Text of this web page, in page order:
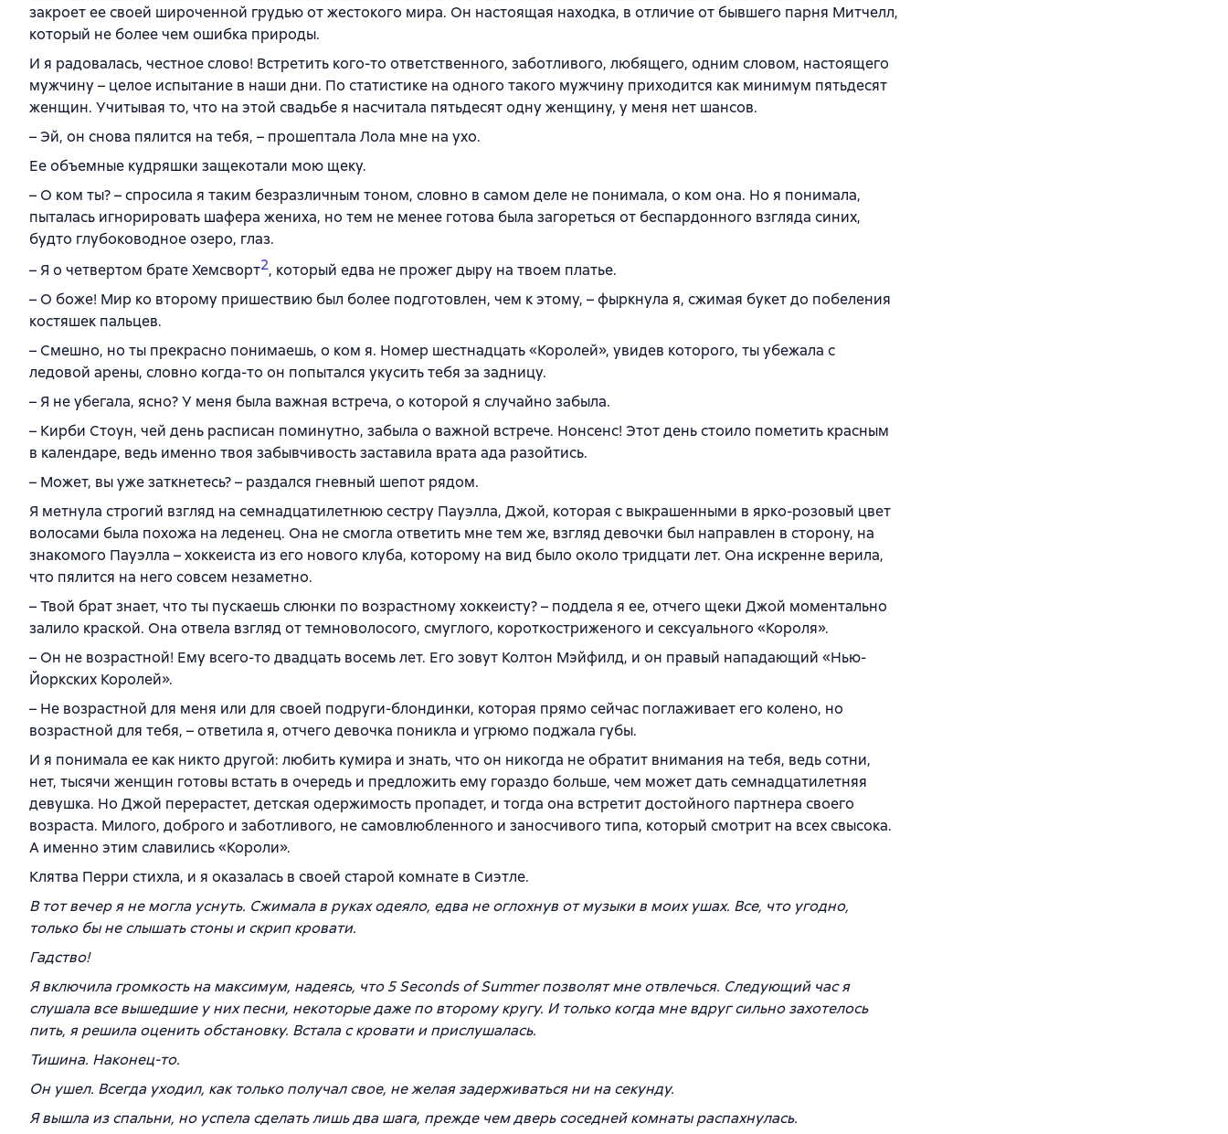
закроет ее своей широченной грудью от жестокого мира. Он настоящая находка, в отличие от бывшего парня Митчелл,
который не более чем ошибка природы.
И я радовалась, честное слово! Встретить кого-то ответственного, заботливого, любящего, одним словом, настоящего
мужчину – целое испытание в наши дни. По статистике на одного такого мужчину приходится как минимум пятьдесят
женщин. Учитывая то, что на этой свадьбе я насчитала пятьдесят одну женщину, у меня нет шансов.
– Эй, он снова пялится на тебя, – прошептала Лола мне на ухо.
Ее объемные кудряшки защекотали мою щеку.
– О ком ты? – спросила я таким безразличным тоном, словно в самом деле не понимала, о ком она. Но я понимала,
пыталась игнорировать шафера жениха, но тем не менее готова была загореться от беспардонного взгляда синих,
будто глубоководное озеро, глаз.
– Я о четвертом брате Хемсворт2, который едва не прожег дыру на твоем платье.
– О боже! Мир ко второму пришествию был более подготовлен, чем к этому, – фыркнула я, сжимая букет до побеления
костяшек пальцев.
– Смешно, но ты прекрасно понимаешь, о ком я. Номер шестнадцать «Королей», увидев которого, ты убежала с
ледовой арены, словно когда-то он попытался укусить тебя за задницу.
– Я не убегала, ясно? У меня была важная встреча, о которой я случайно забыла.
– Кирби Стоун, чей день расписан поминутно, забыла о важной встрече. Нонсенс! Этот день стоило пометить красным
в календаре, ведь именно твоя забывчивость заставила врата ада разойтись.
– Может, вы уже заткнетесь? – раздался гневный шепот рядом.
Я метнула строгий взгляд на семнадцатилетнюю сестру Пауэлла, Джой, которая с выкрашенными в ярко-розовый цвет
волосами была похожа на леденец. Она не смогла ответить мне тем же, взгляд девочки был направлен в сторону, на
знакомого Пауэлла – хоккеиста из его нового клуба, которому на вид было около тридцати лет. Она искренне верила,
что пялится на него совсем незаметно.
– Твой брат знает, что ты пускаешь слюнки по возрастному хоккеисту? – поддела я ее, отчего щеки Джой моментально
залило краской. Она отвела взгляд от темноволосого, смуглого, короткостриженого и сексуального «Короля».
– Он не возрастной! Ему всего-то двадцать восемь лет. Его зовут Колтон Мэйфилд, и он правый нападающий «Нью-
Йоркских Королей».
– Не возрастной для меня или для своей подруги-блондинки, которая прямо сейчас поглаживает его колено, но
возрастной для тебя, – ответила я, отчего девочка поникла и угрюмо поджала губы.
И я понимала ее как никто другой: любить кумира и знать, что он никогда не обратит внимания на тебя, ведь сотни,
нет, тысячи женщин готовы встать в очередь и предложить ему гораздо больше, чем может дать семнадцатилетняя
девушка. Но Джой перерастет, детская одержимость пропадет, и тогда она встретит достойного партнера своего
возраста. Милого, доброго и заботливого, не самовлюбленного и заносчивого типа, который смотрит на всех свысока.
А именно этим славились «Короли».
Клятва Перри стихла, и я оказалась в своей старой комнате в Сиэтле.
В тот вечер я не могла уснуть. Сжимала в руках одеяло, едва не оглохнув от музыки в моих ушах. Все, что угодно,
только бы не слышать стоны и скрип кровати.
Гадство!
Я включила громкость на максимум, надеясь, что 5 Seconds of Summer позволят мне отвлечься. Следующий час я
слушала все вышедшие у них песни, некоторые даже по второму кругу. И только когда мне вдруг сильно захотелось
пить, я решила оценить обстановку. Встала с кровати и прислушалась.
Тишина. Наконец-то.
Он ушел. Всегда уходил, как только получал свое, не желая задерживаться ни на секунду.
Я вышла из спальни, но успела сделать лишь два шага, прежде чем дверь соседней комнаты распахнулась.